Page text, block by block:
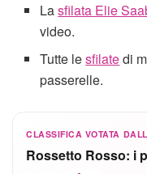
Lasfilata Elie
video.
Tutte lesfilatedi
passerelle.
CLASSIFICA VOTATA
Rossetto Rosso: i